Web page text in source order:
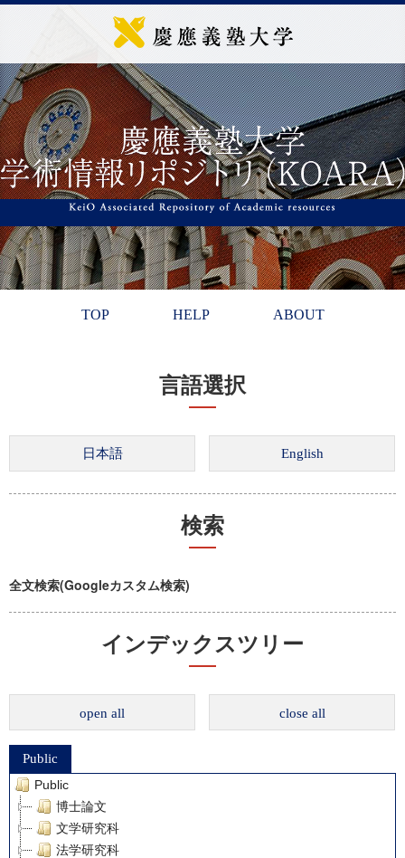
TOP HELP ABOUT
言語選択
検索
全文検索(Googleカスタム検索)
インデックスツリー
open all close all
Public
Public
博士論文
文学研究科
法学研究科